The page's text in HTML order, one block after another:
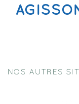
NOS AUTRES